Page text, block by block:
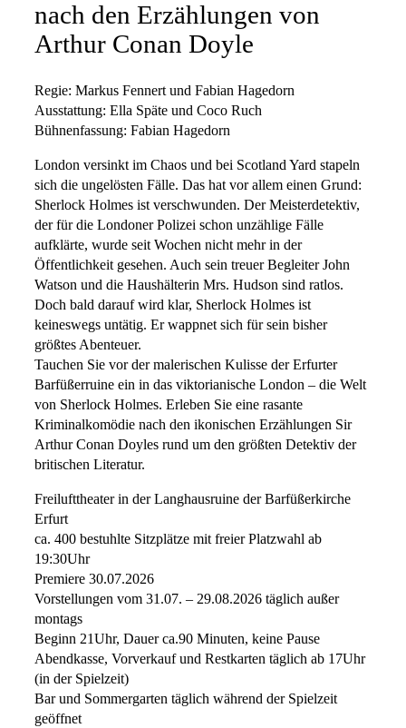
nach den Erzählungen von
Arthur Conan Doyle
Regie: Markus Fennert und Fabian Hagedorn
Ausstattung: Ella Späte und Coco Ruch
Bühnenfassung: Fabian Hagedorn
London versinkt im Chaos und bei Scotland Yard stapeln
sich die ungelösten Fälle. Das hat vor allem einen Grund:
Sherlock Holmes ist verschwunden. Der Meisterdetektiv,
der für die Londoner Polizei schon unzählige Fälle
aufklärte, wurde seit Wochen nicht mehr in der
Öffentlichkeit gesehen. Auch sein treuer Begleiter John
Watson und die Haushälterin Mrs. Hudson sind ratlos.
Doch bald darauf wird klar, Sherlock Holmes ist
keineswegs untätig. Er wappnet sich für sein bisher
größtes Abenteuer.
Tauchen Sie vor der malerischen Kulisse der Erfurter
Barfüßerruine ein in das viktorianische London – die Welt
von Sherlock Holmes. Erleben Sie eine rasante
Kriminalkomödie nach den ikonischen Erzählungen Sir
Arthur Conan Doyles rund um den größten Detektiv der
britischen Literatur.
Freilufttheater in der Langhausruine der Barfüßerkirche
Erfurt
ca. 400 bestuhlte Sitzplätze mit freier Platzwahl ab
19:30Uhr
Premiere 30.07.2026
Vorstellungen vom 31.07. – 29.08.2026 täglich außer
montags
Beginn 21Uhr, Dauer ca.90 Minuten, keine Pause
Abendkasse, Vorverkauf und Restkarten täglich ab 17Uhr
(in der Spielzeit)
Bar und Sommergarten täglich während der Spielzeit
geöffnet